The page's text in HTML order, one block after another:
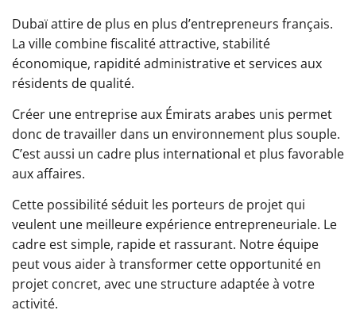
Dubaï attire de plus en plus d’entrepreneurs français.
La ville combine fiscalité attractive, stabilité
économique, rapidité administrative et services aux
résidents de qualité.
Créer une entreprise aux Émirats arabes unis permet
donc de travailler dans un environnement plus souple.
C’est aussi un cadre plus international et plus favorable
aux affaires.
Cette possibilité séduit les porteurs de projet qui
veulent une meilleure expérience entrepreneuriale. Le
cadre est simple, rapide et rassurant. Notre équipe
peut vous aider à transformer cette opportunité en
projet concret, avec une structure adaptée à votre
activité.